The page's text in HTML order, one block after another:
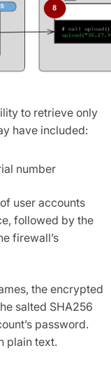
to retrieve only
have included:
number
user accounts
followed by the
firewall’s
the encrypted
salted SHA256
password.
plain text.